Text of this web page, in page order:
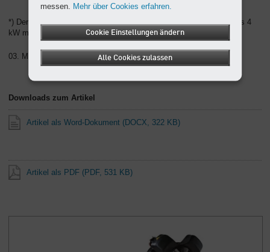
*) Der Dauerbetrieb bis zu 10 bar ist nur bei den Modellen ab 2,4 bis 4
kW möglich.
03. Mrz. 09 , Abdruck frei – Beleg erwünscht
Downloads zum Artikel
Artikel als Word-Dokument (DOCX, 322 KB)
Artikel als PDF (PDF, 531 KB)
messen. Mehr über Cookies erfahren.
Cookie Einstellungen ändern
Alle Cookies zulassen